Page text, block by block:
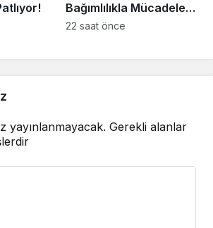
Bağımlılıkla Mücadele
Programı
22 saat önce
yayınlanmayacak. Gerekli alanlar